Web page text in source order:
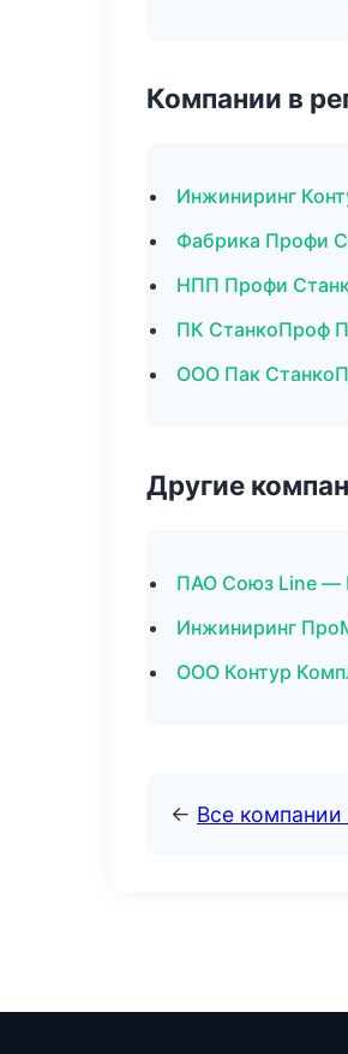
Компании в
Инжиниринг
Фабрика Профи
НПП Профи
ПК СтанкоПроф
ООО Пак
Другие
ПАО Союз Line —
Инжиниринг
ООО Контур
← Все